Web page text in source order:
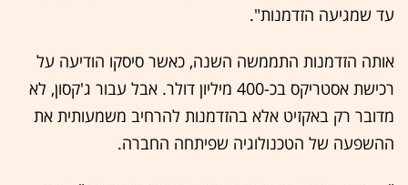
עד שמגיעה הזדמנות".
אותה הזדמנות התממשה השנה, כאשר סיסקו הודיעה על
רכישת אסטריקס בכ-400 מיליון דולר. אבל עבור ג'קסון, לא
מדובר רק באקזיט אלא בהזדמנות להרחיב משמעותית את
ההשפעה של הטכנולוגיה שפיתחה החברה.